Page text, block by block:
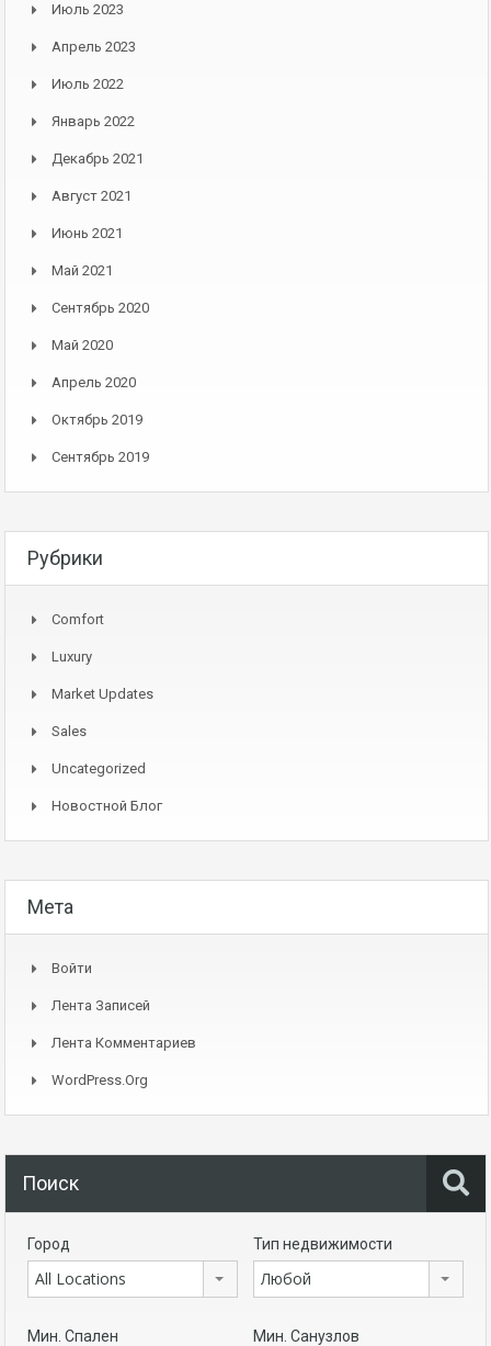
Июль 2023
Апрель 2023
Июль 2022
Январь 2022
Декабрь 2021
Август 2021
Июнь 2021
Май 2021
Сентябрь 2020
Май 2020
Апрель 2020
Октябрь 2019
Сентябрь 2019
Рубрики
Comfort
Luxury
Market Updates
Sales
Uncategorized
Новостной Блог
Мета
Войти
Лента Записей
Лента Комментариев
WordPress.org
Поиск
Город
All Locations
Тип недвижимости
Любой
Мин. Спален Мин. Санузлов